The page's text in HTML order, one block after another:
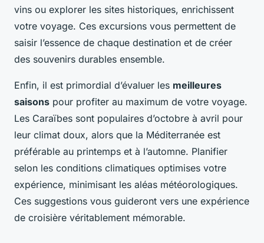
vins ou explorer les sites historiques, enrichissent
votre voyage. Ces excursions vous permettent de
saisir l’essence de chaque destination et de créer
des souvenirs durables ensemble.
Enfin, il est primordial d’évaluer les meilleures
saisons pour profiter au maximum de votre voyage.
Les Caraïbes sont populaires d’octobre à avril pour
leur climat doux, alors que la Méditerranée est
préférable au printemps et à l’automne. Planifier
selon les conditions climatiques optimises votre
expérience, minimisant les aléas météorologiques.
Ces suggestions vous guideront vers une expérience
de croisière véritablement mémorable.